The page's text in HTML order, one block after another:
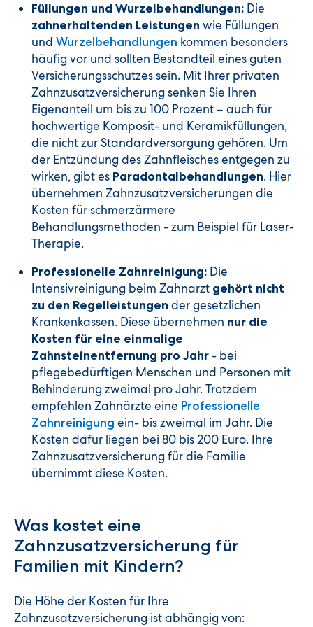
Füllungen und Wurzelbehandlungen: Die
zahnerhaltenden Leistungen wie Füllungen
und Wurzelbehandlungen kommen besonders
häufig vor und sollten Bestandteil eines guten
Versicherungsschutzes sein. Mit Ihrer privaten
Zahnzusatzversicherung senken Sie Ihren
Eigenanteil um bis zu 100 Prozent – auch für
hochwertige Komposit- und Keramikfüllungen,
die nicht zur Standardversorgung gehören. Um
der Entzündung des Zahnfleisches entgegen zu
wirken, gibt es Paradontalbehandlungen. Hier
übernehmen Zahnzusatzversicherungen die
Kosten für schmerzärmere
Behandlungsmethoden - zum Beispiel für Laser-
Therapie.
Professionelle Zahnreinigung: Die
Intensivreinigung beim Zahnarzt gehört nicht
zu den Regelleistungen der gesetzlichen
Krankenkassen. Diese übernehmen nur die
Kosten für eine einmalige
Zahnsteinentfernung pro Jahr - bei
pflegebedürftigen Menschen und Personen mit
Behinderung zweimal pro Jahr. Trotzdem
empfehlen Zahnärzte eine Professionelle
Zahnreinigung ein- bis zweimal im Jahr. Die
Kosten dafür liegen bei 80 bis 200 Euro. Ihre
Zahnzusatzversicherung für die Familie
übernimmt diese Kosten.
Was kostet eine
Zahnzusatzversicherung für
Familien mit Kindern?
Die Höhe der Kosten für Ihre
Zahnzusatzversicherung ist abhängig von: